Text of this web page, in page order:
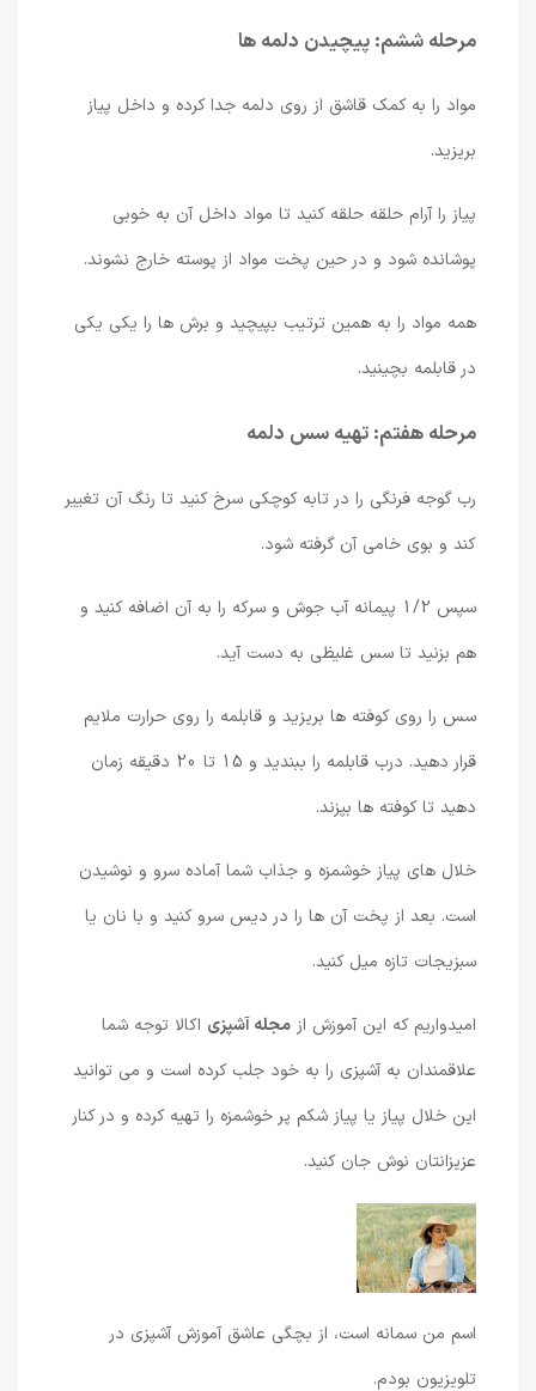
مرحله ششم: پیچیدن دلمه ها
مواد را به کمک قاشق از روی دلمه جدا کرده و داخل پیاز
پیاز را آرام حلقه حلقه کنید تا مواد داخل آن به خوبی
پوشانده شود و در حین پخت مواد از پوسته خارج نشوند.
همه مواد را به همین ترتیب بپیچید و برش ها را یکی یکی
در قابلمه بچینید.
مرحله هفتم: تهیه سس دلمه
رب گوجه فرنگی را در تابه کوچکی سرخ کنید تا رنگ آن تغییر
کند و بوی خامی آن گرفته شود.
سپس 1/2 پیمانه آب جوش و سرکه را به آن اضافه کنید و
هم بزنید تا سس غلیظی به دست آید.
سس را روی کوفته ها بریزید و قابلمه را روی حرارت ملایم
قرار دهید. درب قابلمه را ببندید و 15 تا 20 دقیقه زمان
دهید تا کوفته ها بپزند.
خلال های پیاز خوشمزه و جذاب شما آماده سرو و نوشیدن
است. بعد از پخت آن ها را در دیس سرو کنید و با نان یا
سبزیجات تازه میل کنید.
امیدواریم که این آموزش ازمجله آشپزیاکالا توجه شما
علاقمندان به آشپزی را به خود جلب کرده است و می توانید
این خلال پیاز یا پیاز شکم پر خوشمزه را تهیه کرده و در کنار
عزیزانتان نوش جان کنید.
اسم من سمانه است، از بچگی عاشق آموزش آشپزی در
تلویزیون بودم.